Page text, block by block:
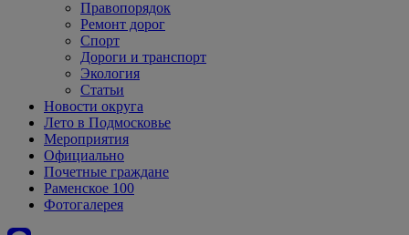
Правопорядок
Ремонт дорог
Спорт
Дороги и транспорт
Экология
Статьи
Новости округа
Лето в Подмосковье
Мероприятия
Официально
Почетные граждане
Раменское 100
Фотогалерея